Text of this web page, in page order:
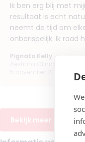
Ik ben erg blij met
resultaat is echt
neemt de tijd om
onberispelijk. Ik raad
Pignato Kelly
5 november 2025 16:04
Bekijk meer Botox